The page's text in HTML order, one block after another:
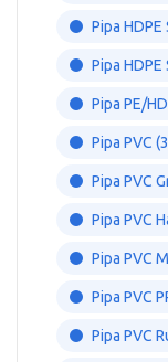
Pipa HDPE
Pipa HDPE
Pipa PE/
Pipa PVC
Pipa PVC
Pipa PVC
Pipa PVC
Pipa PVC
Pipa PVC